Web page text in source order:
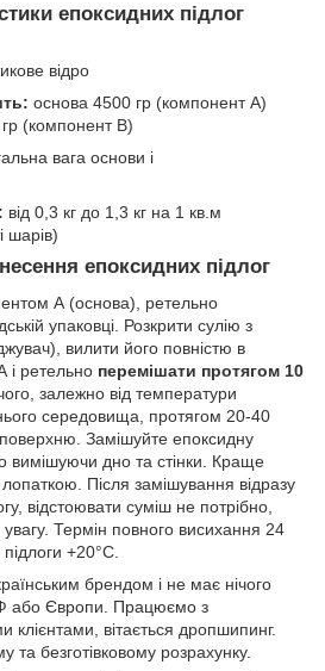
епоксидних підлог
відро
основа 4500 гр (компонент А)
(компонент В)
вага основи і
від 0,3 кг до 1,3 кг на 1 кв.м
шарів)
епоксидних підлог
А (основа), ретельно
упаковці. Розкрити сулію з
вилити його повністю в
і ретельно перемішати протягом 10
залежно від температури
середовища, протягом 20-40
Замішуйте епоксидну
вимішуючи дно та стінки. Краще
Після замішування відразу
відстоювати суміш не потрібно,
Термін повного висихання 24
+20°С.
брендом і не має нічого
або Європи. Працюємо з
клієнтами, вітається дропшипинг.
та безготівковому розрахунку.